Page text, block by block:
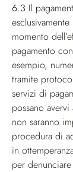
6.3 Il
momento
pagamento
esempio,
tramite
servizi di
possano
non saranno
procedura di
in
per